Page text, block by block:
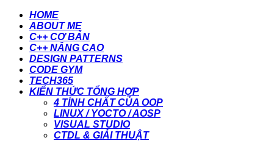
HOME
ABOUT ME
C++ CƠ BẢN
C++ NÂNG CAO
DESIGN PATTERNS
CODE GYM
TECH365
KIẾN THỨC TỔNG HỢP
4 TÍNH CHẤT CỦA OOP
LINUX / YOCTO / AOSP
VISUAL STUDIO
CTDL & GIẢI THUẬT